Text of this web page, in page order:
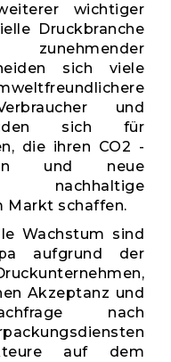
wichtiger
Druckbranche
sich viele
und
sich für
die ihren CO2 -
und neue
nachhaltige
Markt schaffen.
Wachstum sind
aufgrund der
Akzeptanz und
nach
auf dem